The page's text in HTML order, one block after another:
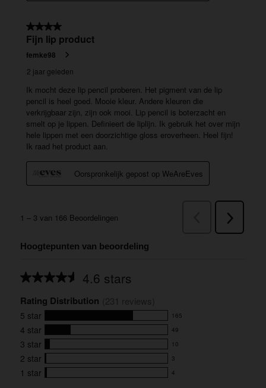
Hoogtepunten van beoordeling
4.6 stars
Average
for
this
product:
4.6
out
of
5
stars
Rating Distribution
5 star 165
165
reviews
with
5
star
rating.
4 star 49
49
reviews
with
4
3 star 10
10
reviews
with
2 star 3
3
reviews
1 star 4
4